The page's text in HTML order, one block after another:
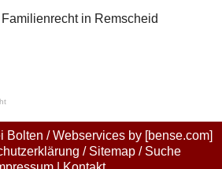
in Remscheid
Bolten / Webservices by [bense.com]
/ Sitemap/ Suche